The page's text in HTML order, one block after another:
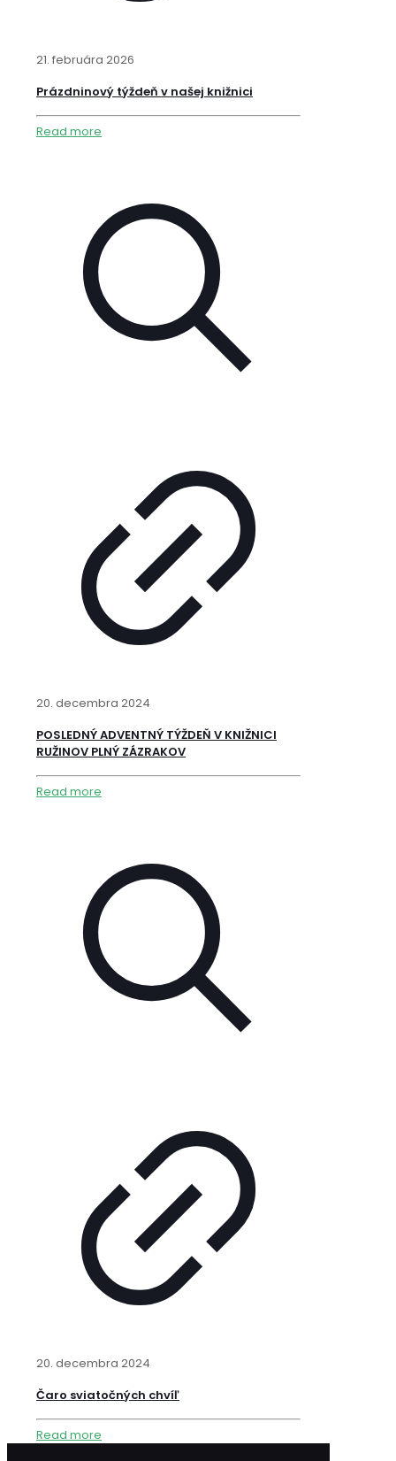
21. februára 2026
Prázdninový týždeň v našej knižnici
Read more
20. decembra 2024
POSLEDNÝ ADVENTNÝ TÝŽDEŇ V KNIŽNICI
RUŽINOV PLNÝ ZÁZRAKOV
Read more
20. decembra 2024
Čaro sviatočných chvíľ
Read more